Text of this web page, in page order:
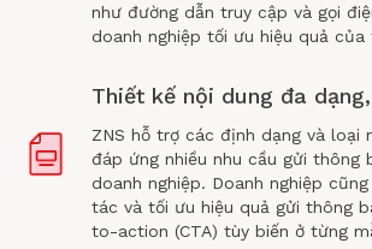
như đường dẫn truy cập và gọi
doanh nghiệp tối ưu hiệu quả của
Thiết kế nội dung đa
ZNS hỗ trợ các định dạng và loại
đáp ứng nhiều nhu cầu gửi thông
doanh nghiệp. Doanh nghiệp
tác và tối ưu hiệu quả gửi thông
to-action (CTA) tùy biến ở từng